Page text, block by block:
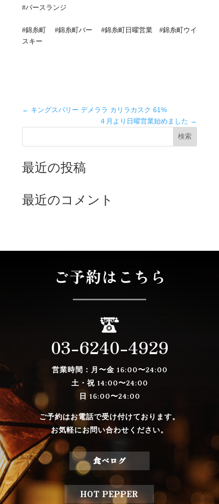
#バースランジ
#錦糸町 #錦糸町バー #錦糸町日曜営業 #錦糸町ウイ
スキー
← キングスバリー デメララ カリラカスク 61%
４月より日曜営業始めました →
検索
最近の投稿
最近のコメント
ご予約はこちら
03-6240-4929
営業時間：月〜金 16:00〜24:00
土・祝 14:00〜24:00
日 16:00〜24:00
ご予約はお電話で受け付けております。
お気軽にお問い合わせください。
食べログ
HOT PEPPER